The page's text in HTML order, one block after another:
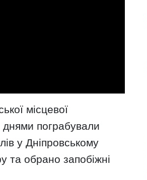
місцевої
пограбували
у Дніпровському
та обрано запобіжні